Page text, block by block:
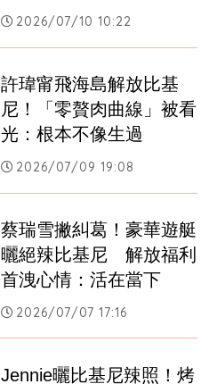
2026/07/10 10:22
許瑋甯飛海島解放比基
尼！「零贅肉曲線」被看
光：根本不像生過
2026/07/09 19:08
蔡瑞雪撇糾葛！豪華遊艇
曬絕辣比基尼　解放福利
首洩心情：活在當下
2026/07/07 17:16
Jennie曬比基尼辣照！烤